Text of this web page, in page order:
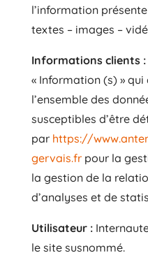
l’information
textes – images –
Informations clients :
« Information (s) »
l’ensemble des
susceptibles d’être
par https://
gervais.fr pour la
la gestion de la
d’analyses et de
Utilisateur :
le site susnommé.